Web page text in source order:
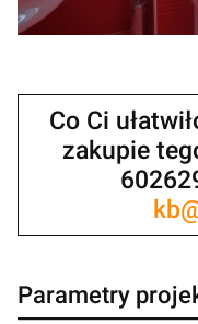
Co Ci
zakupie
Parametry